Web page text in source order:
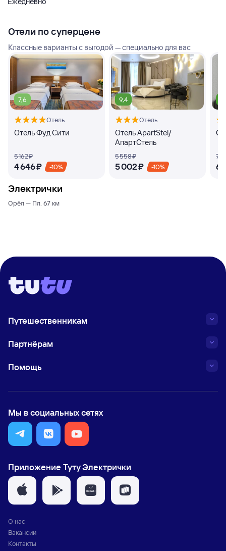
Отели по суперцене
Классные варианты с выгодой — специально для вас
7,6
Отель
Отель Фуд Сити
5 ⁠162 ⁠₽
4 ⁠646 ⁠₽ -10%
9,4
Отель
Отель ApartStel/
АпартСтель
5 ⁠558 ⁠₽
5 ⁠002 ⁠₽ -10%
7
6
Электрички
Орёл — Пл. 67 км
Путешественникам
Партнёрам
Помощь
Мы в социальных сетях
Приложение Туту Электрички
О нас
Вакансии
Контакты